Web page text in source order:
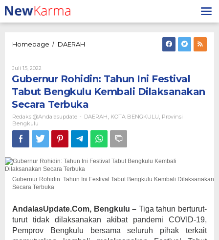
Lewati
ke
konten
Homepage / DAERAH
Festival
Tabut
Bengkulu
Kembali
Dilaksanakan
Terbuka
Juli 15, 2022
Redaksi@andalasupdate
Gubernur Rohidin: Tahun Ini Festival
Tabut Bengkulu Kembali Dilaksanakan
Secara Terbuka
Redaksi@andalasupdate - DAERAH KOTA BENGKULU Provinsi
Bengkulu
Gubernur Rohidin: Tahun Ini Festival Tabut Bengkulu Kembali Dilaksanakan
Secara Terbuka
AndalasUpdate.Com, Bengkulu – Tiga tahun berturut-
turut tidak dilaksanakan akibat pandemi COVID-19,
Pemprov Bengkulu bersama seluruh pihak terkait